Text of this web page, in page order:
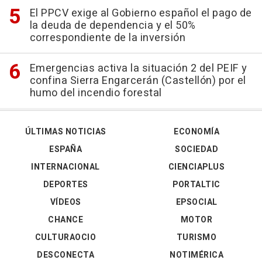
El PPCV exige al Gobierno español el pago de
la deuda de dependencia y el 50%
correspondiente de la inversión
Emergencias activa la situación 2 del PEIF y
confina Sierra Engarcerán (Castellón) por el
humo del incendio forestal
ÚLTIMAS NOTICIAS
ESPAÑA
INTERNACIONAL
DEPORTES
VÍDEOS
ECONOMÍA
SOCIEDAD
CIENCIAPLUS
PORTALTIC
EPSOCIAL
CHANCE
CULTURAOCIO
DESCONECTA
MOTOR
TURISMO
NOTIMÉRICA